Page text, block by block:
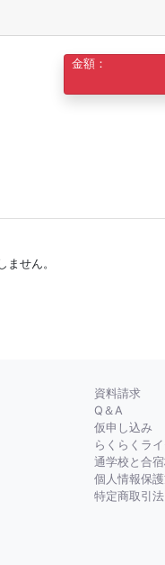
金額：
せん。
資料請求
Q＆A
仮申し込み
らくらくラ
通学校と合
個人情報保
特定商取引